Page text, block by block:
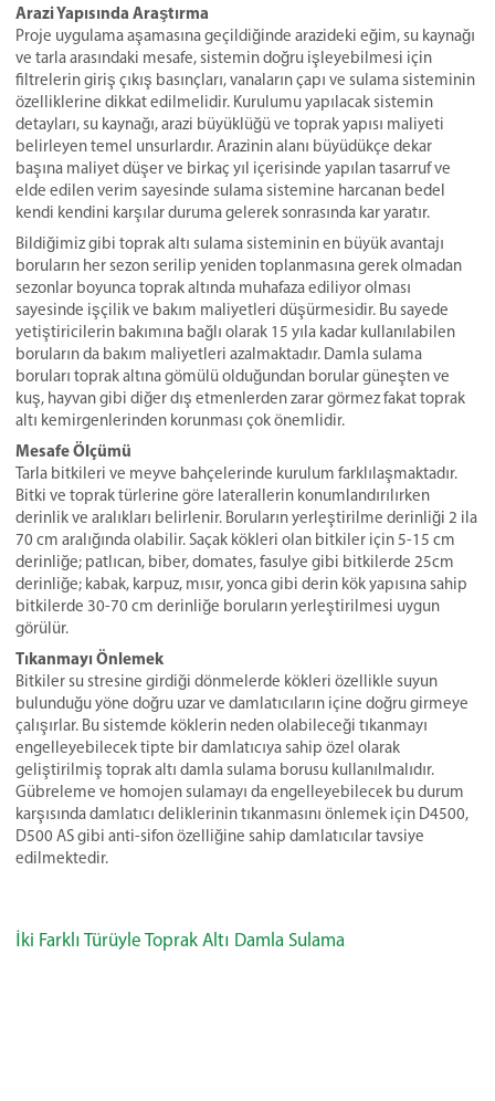
Arazi Yapısında Araştırma
Proje uygulama aşamasına geçildiğinde arazideki eğim, su kaynağı
ve tarla arasındaki mesafe, sistemin doğru işleyebilmesi için
filtrelerin giriş çıkış basınçları, vanaların çapı ve sulama sisteminin
özelliklerine dikkat edilmelidir. Kurulumu yapılacak sistemin
detayları, su kaynağı, arazi büyüklüğü ve toprak yapısı maliyeti
belirleyen temel unsurlardır. Arazinin alanı büyüdükçe dekar
başına maliyet düşer ve birkaç yıl içerisinde yapılan tasarruf ve
elde edilen verim sayesinde sulama sistemine harcanan bedel
kendi kendini karşılar duruma gelerek sonrasında kar yaratır.
Bildiğimiz gibi toprak altı sulama sisteminin en büyük avantajı
boruların her sezon serilip yeniden toplanmasına gerek olmadan
sezonlar boyunca toprak altında muhafaza ediliyor olması
sayesinde işçilik ve bakım maliyetleri düşürmesidir. Bu sayede
yetiştiricilerin bakımına bağlı olarak 15 yıla kadar kullanılabilen
boruların da bakım maliyetleri azalmaktadır. Damla sulama
boruları toprak altına gömülü olduğundan borular güneşten ve
kuş, hayvan gibi diğer dış etmenlerden zarar görmez fakat toprak
altı kemirgenlerinden korunması çok önemlidir.
Mesafe Ölçümü
Tarla bitkileri ve meyve bahçelerinde kurulum farklılaşmaktadır.
Bitki ve toprak türlerine göre laterallerin konumlandırılırken
derinlik ve aralıkları belirlenir. Boruların yerleştirilme derinliği 2 ila
70 cm aralığında olabilir. Saçak kökleri olan bitkiler için 5-15 cm
derinliğe; patlıcan, biber, domates, fasulye gibi bitkilerde 25cm
derinliğe; kabak, karpuz, mısır, yonca gibi derin kök yapısına sahip
bitkilerde 30-70 cm derinliğe boruların yerleştirilmesi uygun
görülür.
Tıkanmayı Önlemek
Bitkiler su stresine girdiği dönmelerde kökleri özellikle suyun
bulunduğu yöne doğru uzar ve damlatıcıların içine doğru girmeye
çalışırlar. Bu sistemde köklerin neden olabileceği tıkanmayı
engelleyebilecek tipte bir damlatıcıya sahip özel olarak
geliştirilmiş toprak altı damla sulama borusu kullanılmalıdır.
Gübreleme ve homojen sulamayı da engelleyebilecek bu durum
karşısında damlatıcı deliklerinin tıkanmasını önlemek için D4500,
D500 AS gibi anti-sifon özelliğine sahip damlatıcılar tavsiye
edilmektedir.
İki Farklı Türüyle Toprak Altı Damla Sulama